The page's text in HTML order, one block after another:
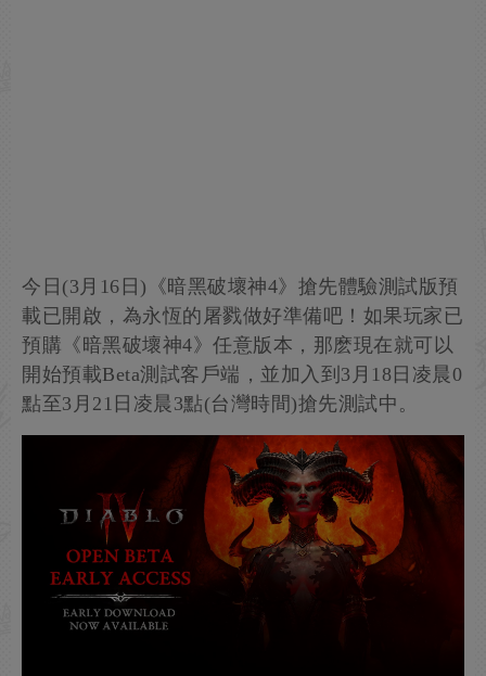
今日(3月16日)《暗黑破壞神4》搶先體驗測試版預
載已開啟，為永恆的屠戮做好準備吧！如果玩家已
預購《暗黑破壞神4》任意版本，那麽現在就可以
開始預載Beta測試客戶端，並加入到3月18日凌晨0
點至3月21日凌晨3點(台灣時間)搶先測試中。